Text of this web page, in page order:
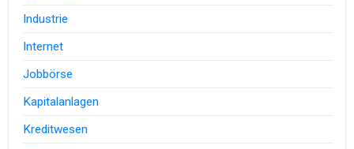
Industrie
Internet
Jobbörse
Kapitalanlagen
Kreditwesen